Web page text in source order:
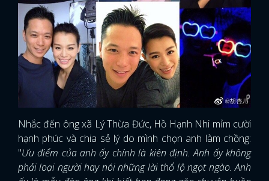
Nhắc đến ông xã Lý Thừa Đức, Hồ Hạnh Nhi mỉm cười
hạnh phúc và chia sẻ lý do mình chọn anh làm chồng:
"Ưu điểm của anh ấy chính là kiên định. Anh ấy không
phải loại người hay nói những lời thổ lộ ngọt ngào. Anh